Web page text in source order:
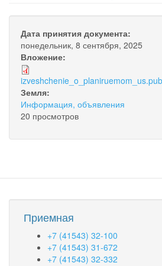
Дата принятия документа:
понедельник, 8 сентября, 2025
Вложение:
Земля:
Информация, объявления
20 просмотров
Приемная
+7 (41543) 32-100
+7 (41543) 31-672
+7 (41543) 32-332